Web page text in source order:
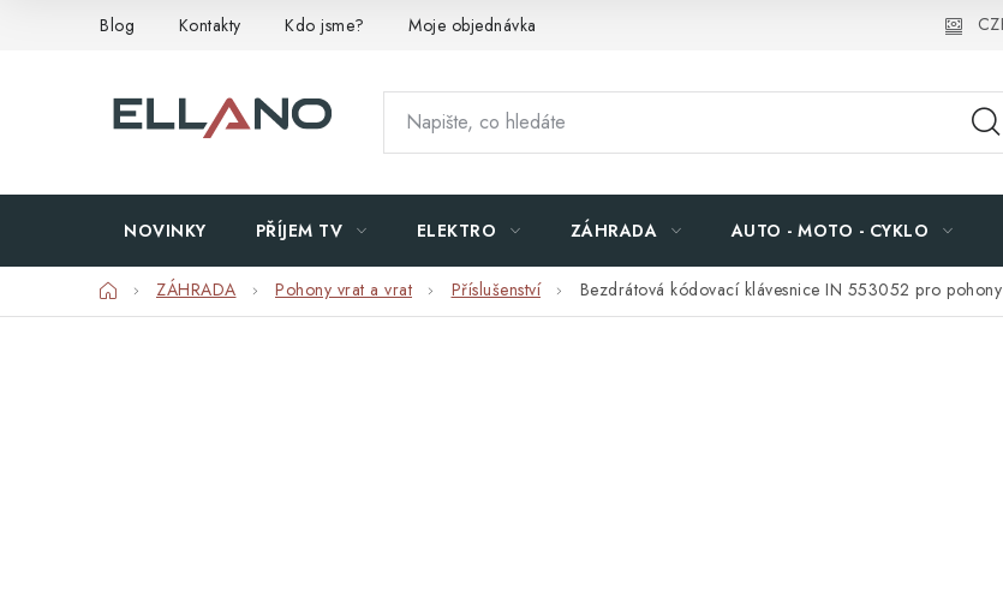
Blog Kontakty Kdo jsme? Moje objednávka
NOVINKY PŘÍJEM TV ELEKTRO ZÁHRADA AUTO - MOTO - CYKLO
DomůZÁHRADA Pohony vrat a vrat Příslušenství Bezdrátová kódovací klávesnice IN 553052 pro